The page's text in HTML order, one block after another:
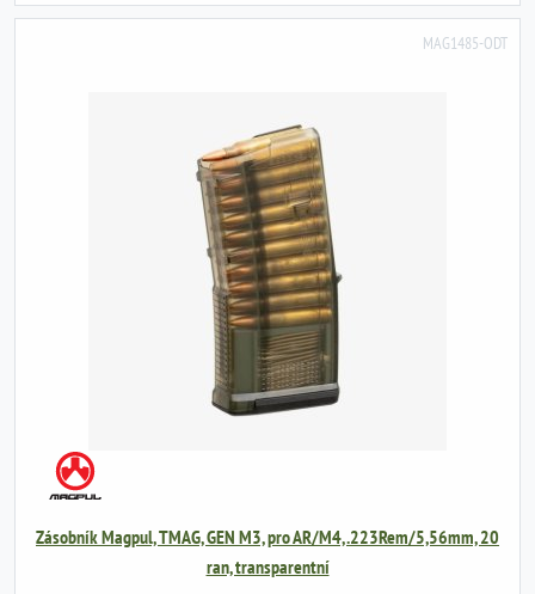
MAG1485-ODT
Zásobník Magpul, TMAG, GEN M3, pro AR/M4, .223Rem/5,56mm, 20
ran, transparentní